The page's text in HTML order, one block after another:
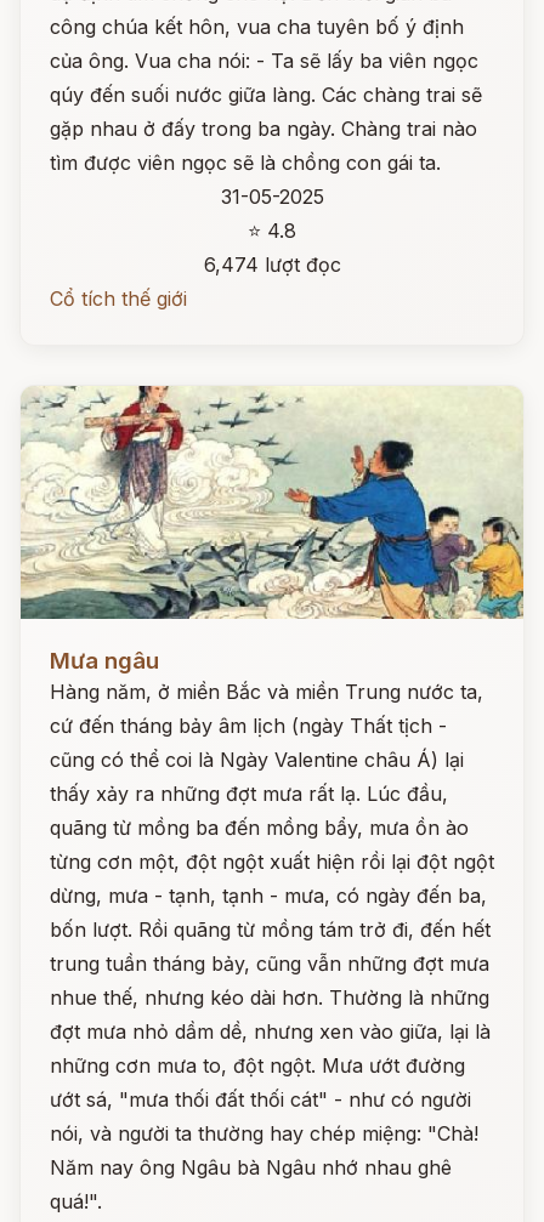
công chúa kết hôn, vua cha tuyên bố ý định
của ông. Vua cha nói: - Ta sẽ lấy ba viên ngọc
qúy đến suối nước giữa làng. Các chàng trai sẽ
gặp nhau ở đấy trong ba ngày. Chàng trai nào
tìm được viên ngọc sẽ là chồng con gái ta.
31-05-2025
⭐ 4.8
6,474 lượt đọc
Cổ tích thế giới
Mưa ngâu
Hàng năm, ở miền Bắc và miền Trung nước ta,
cứ đến tháng bảy âm lịch (ngày Thất tịch -
cũng có thể coi là Ngày Valentine châu Á) lại
thấy xảy ra những đợt mưa rất lạ. Lúc đầu,
quãng từ mồng ba đến mồng bẩy, mưa ồn ào
từng cơn một, đột ngột xuất hiện rồi lại đột ngột
dừng, mưa - tạnh, tạnh - mưa, có ngày đến ba,
bốn lượt. Rồi quãng từ mồng tám trở đi, đến hết
trung tuần tháng bảy, cũng vẫn những đợt mưa
nhue thế, nhưng kéo dài hơn. Thường là những
đợt mưa nhỏ dầm dề, nhưng xen vào giữa, lại là
những cơn mưa to, đột ngột. Mưa ướt đường
ướt sá, "mưa thối đất thối cát" - như có người
nói, và người ta thường hay chép miệng: "Chà!
Năm nay ông Ngâu bà Ngâu nhớ nhau ghê
quá!".